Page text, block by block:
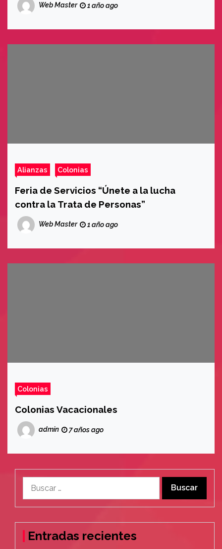
Web Master 1 año ago
Alianzas Colonias
Feria de Servicios “Únete a la lucha
contra la Trata de Personas”
Web Master 1 año ago
Colonias
Colonias Vacacionales
admin 7 años ago
Entradas recientes